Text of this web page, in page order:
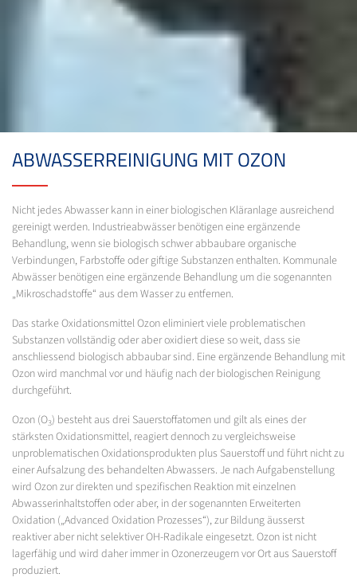
ABWASSERREINIGUNG MIT OZON
Nicht jedes Abwasser kann in einer biologischen Kläranlage ausreichend
gereinigt werden. Industrieabwässer benötigen eine ergänzende
Behandlung, wenn sie biologisch schwer abbaubare organische
Verbindungen, Farbstoffe oder giftige Substanzen enthalten. Kommunale
Abwässer benötigen eine ergänzende Behandlung um die sogenannten
„Mikroschadstoffe“ aus dem Wasser zu entfernen.
Das starke Oxidationsmittel Ozon eliminiert viele problematischen
Substanzen vollständig oder aber oxidiert diese so weit, dass sie
anschliessend biologisch abbaubar sind. Eine ergänzende Behandlung mit
Ozon wird manchmal vor und häufig nach der biologischen Reinigung
durchgeführt.
Ozon (O3) besteht aus drei Sauerstoffatomen und gilt als eines der
stärksten Oxidationsmittel, reagiert dennoch zu vergleichsweise
unproblematischen Oxidationsprodukten plus Sauerstoff und führt nicht zu
einer Aufsalzung des behandelten Abwassers. Je nach Aufgabenstellung
wird Ozon zur direkten und spezifischen Reaktion mit einzelnen
Abwasserinhaltstoffen oder aber, in der sogenannten Erweiterten
Oxidation („Advanced Oxidation Prozesses“), zur Bildung äusserst
reaktiver aber nicht selektiver OH-Radikale eingesetzt. Ozon ist nicht
lagerfähig und wird daher immer in Ozonerzeugern vor Ort aus Sauerstoff
produziert.